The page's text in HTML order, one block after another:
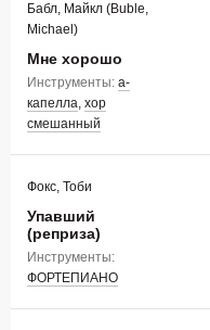
Бабл, Майкл (Buble,
Michael)
Мне хорошо
Инструменты: а-
капелла, хор
смешанный
Фокс, Тоби
Упавший
(реприза)
Инструменты:
ФОРТЕПИАНО